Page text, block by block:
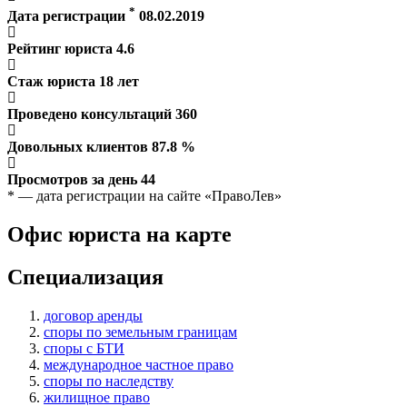
Дата регистрации * 08.02.2019
Рейтинг юриста 4.6
Стаж юриста 18 лет
Проведено консультаций 360
Довольных клиентов 87.8 %
Просмотров за день 44
* — дата регистрации на сайте «ПравоЛев»
Офис юриста на карте
Специализация
договор аренды
споры по земельным границам
споры с БТИ
международное частное право
споры по наследству
жилищное право